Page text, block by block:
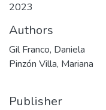
2023
Authors
Gil Franco, Daniela
Pinzón Villa, Mariana
Publisher